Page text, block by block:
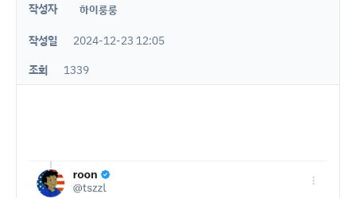
작성자 하이룽룽
작성일
2024-12-23 12:05
조회
1339